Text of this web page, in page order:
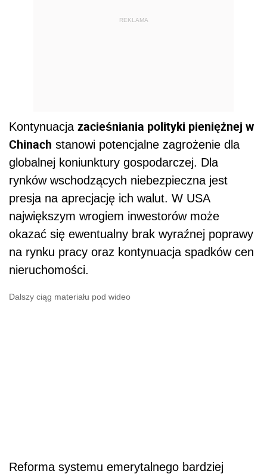
REKLAMA
Kontynuacja zacieśniania polityki pieniężnej w
Chinach stanowi potencjalne zagrożenie dla
globalnej koniunktury gospodarczej. Dla
rynków wschodzących niebezpieczna jest
presja na aprecjację ich walut. W USA
największym wrogiem inwestorów może
okazać się ewentualny brak wyraźnej poprawy
na rynku pracy oraz kontynuacja spadków cen
nieruchomości.
Dalszy ciąg materiału pod wideo
Reforma systemu emerytalnego bardziej